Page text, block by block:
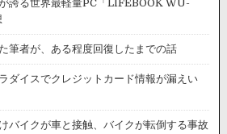
ヒ
ナ
が
次々
排
水
が誇る世界最軽量PC「LIFEBOOK WU-
筆者が、ある程度回復したまでの話
ダイスでクレジットカード情報が漏えい
バイクが車と接触、バイクが転倒する事故